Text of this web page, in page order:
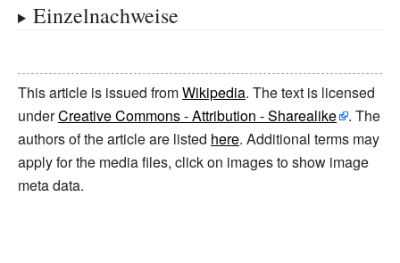
Einzelnachweise
This article is issued fromWikipedia. The text is licensed
underCreative Commons - Attribution - Sharealike
. The
authors of the article are listed here. Additional terms may
apply for the media files, click on images to show image
meta data.